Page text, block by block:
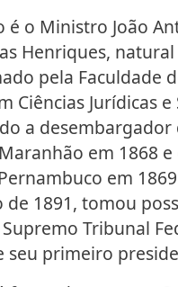
é o Ministro João
Henriques, natural
pela Faculdade
Ciências Jurídicas e
a desembargador
em 1868 e
em
de 1891, tomou
Tribunal
seu primeiro